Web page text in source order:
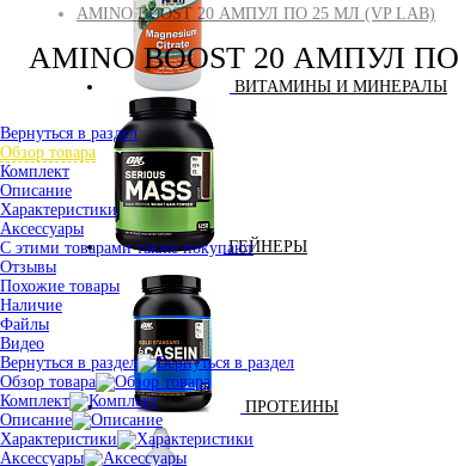
ВИТАМИНЫ И МИНЕРАЛЫ
ГЕЙНЕРЫ
ПРОТЕИНЫ
AMINO BOOST 20 АМПУЛ ПО 25 МЛ (VP LAB)
AMINO BOOST 20 АМПУЛ
Вернуться в раздел
Обзор товара
Комплект
Описание
Характеристики
Аксессуары
С этими товарами также покупают
Отзывы
Похожие товары
Наличие
Файлы
Видео
Вернуться в раздел
Обзор товара
Комплект
Описание
Характеристики
Аксессуары